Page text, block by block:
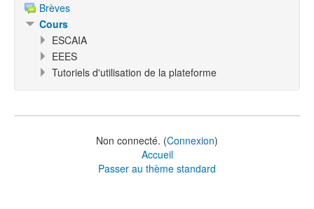
Brèves
Cours
ESCAIA
EEES
Tutoriels d'utilisation de la plateforme
Non connecté. (Connexion)
Accueil
Passer au thème standard